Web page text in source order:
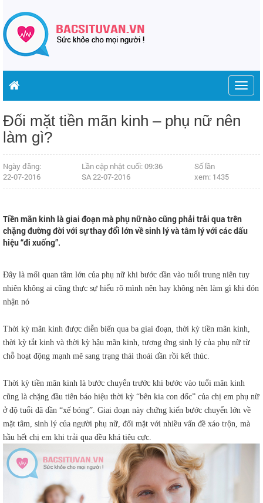
Đối mặt tiền mãn kinh – phụ nữ nên
làm gì?
Ngày đăng:
22-07-2016
Lần cập nhật cuối: 09:36
SA 22-07-2016
Số lần
xem: 1435
Tiền mãn kinh là giai đoạn mà phụ nữ nào cũng phải trải qua trên
chặng đường đời với sự thay đổi lớn về sinh lý và tâm lý với các dấu
hiệu “đi xuống”.
Đây là mối quan tâm lớn của phụ nữ khi bước dần vào tuổi trung niên tuy
nhiên không ai cũng thực sự hiểu rõ mình nên hay không nên làm gì khi đón
nhận nó
Thời kỳ mãn kinh được diễn biến qua ba giai đoạn, thời kỳ tiền mãn kinh,
thời kỳ tắt kinh và thời kỳ hậu mãn kinh, tương ứng sinh lý của phụ nữ từ
chỗ hoạt động mạnh mẽ sang trạng thái thoái dần rồi kết thúc.
Thời kỳ tiền mãn kinh là bước chuyển trước khi bước vào tuổi mãn kinh
cũng là chặng đầu tiên báo hiệu thời kỳ “bên kia con dốc” của chị em phụ nữ
ở độ tuổi đã dần “xế bóng”. Giai đoạn này chứng kiến bước chuyển lớn về
mặt tâm, sinh lý của người phụ nữ, đối mặt với nhiều vấn đề xáo trộn, mà
hầu hết chị em khi trải qua đều khá tiêu cực.